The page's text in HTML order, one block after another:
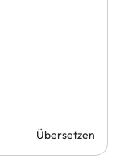
Übersetzen